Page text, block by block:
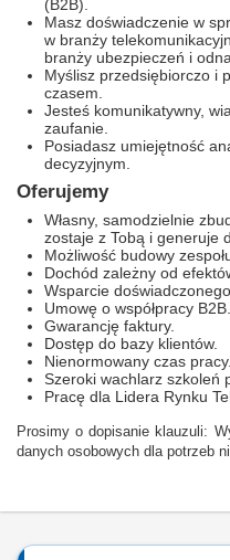
(B2B).
Masz doświadczenie w
w branży
branży ubezpieczeń i
Myślisz przedsiębiorczo i
czasem.
Jesteś komunikatywny,
zaufanie.
Posiadasz umiejętność
decyzyjnym.
Oferujemy
Własny, samodzielnie
zostaje z Tobą i generuje
Możliwość budowy
Dochód zależny od
Wsparcie
Umowę o współpracy B2B.
Gwarancję faktury.
Dostęp do bazy klientów.
Nienormowany czas pracy.
Szeroki wachlarz szkoleń
Pracę dla Lidera Rynku
Prosimy o dopisanie klauzuli:
danych osobowych dla potrzeb